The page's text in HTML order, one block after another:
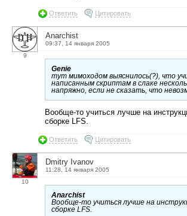
Ответить Цитировать
9
Anarchist
09:37, 14 января 2005
Genie
тут мимоходом выяснилось(?), что
написанным скриптам в слаке
напряжно, если не сказать, что
Вообще-то учиться лучше на
сборке LFS.
Ответить Цитировать
10
Dmitry Ivanov
11:28, 14 января 2005
Anarchist
Вообще-то учиться лучше на
сборке LFS.